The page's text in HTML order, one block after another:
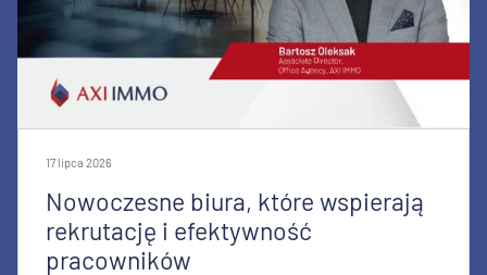
17 lipca 2026
Nowoczesne biura, które wspierają
rekrutację i efektywność
pracowników